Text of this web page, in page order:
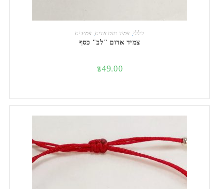
הוספה לסלכללי,צמיד חוט אדום,צמידים
צמיד אדום "לב" כסף
₪49.00